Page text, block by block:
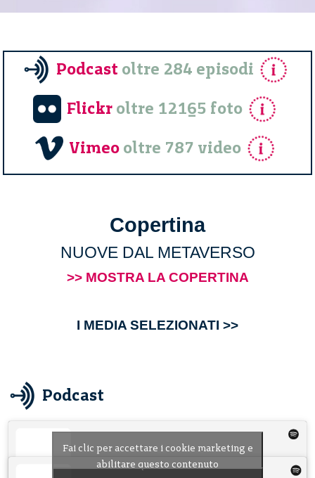
Podcast oltre 284 episodi
Flickr oltre 12165 foto
Vimeo oltre 787 video
Copertina
NUOVE DAL METAVERSO
>> MOSTRA LA COPERTINA
I MEDIA SELEZIONATI >>
Podcast
Fai clic per accettare i cookie marketing e
abilitare questo contenuto